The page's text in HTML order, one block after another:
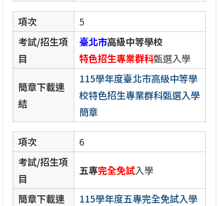
項次
5
考試/招生項
目
臺北市高級中等學校
特色招生專業群科甄選入學
簡章下載連
結
115學年度臺北市高級中等學
校特色招生專業群科甄選入學
簡章
項次
6
考試/招生項
目
五專完全免試入學
簡章下載連
115學年度五專完全免試入學